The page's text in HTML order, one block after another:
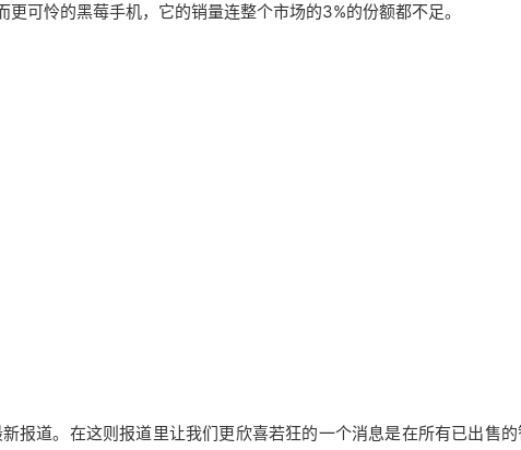
可怜的黑莓手机，它的销量连整个市场的3%的份额都不足。
报道。在这则报道里让我们更欣喜若狂的一个消息是在所有已出售